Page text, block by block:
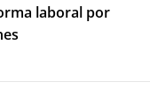
laboral por